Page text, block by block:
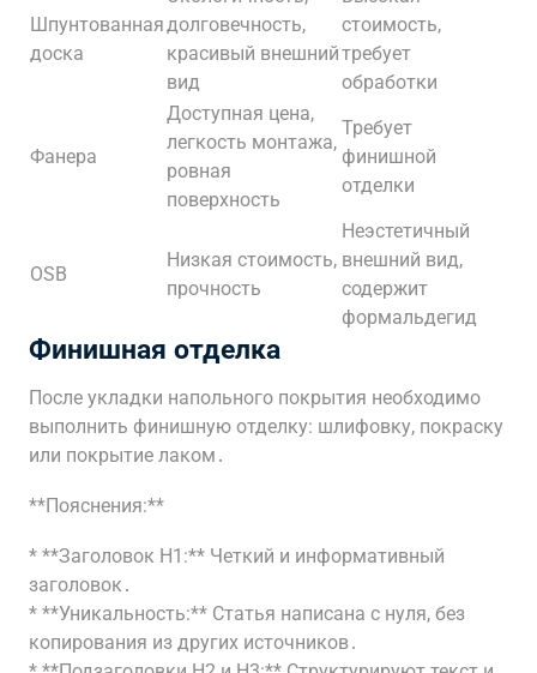
Шпунтованная
доска
долговечность,
красивый внешний
вид
стоимость,
требует
обработки
Фанера
Доступная цена,
легкость монтажа,
ровная
поверхность
Требует
финишной
отделки
OSB
Низкая стоимость,
прочность
Неэстетичный
внешний вид,
содержит
формальдегид
Финишная отделка
После укладки напольного покрытия необходимо
выполнить финишную отделку: шлифовку, покраску
или покрытие лаком․
**Пояснения:**
* **Заголовок H1:** Четкий и информативный
заголовок․
* **Уникальность:** Статья написана с нуля, без
копирования из других источников․